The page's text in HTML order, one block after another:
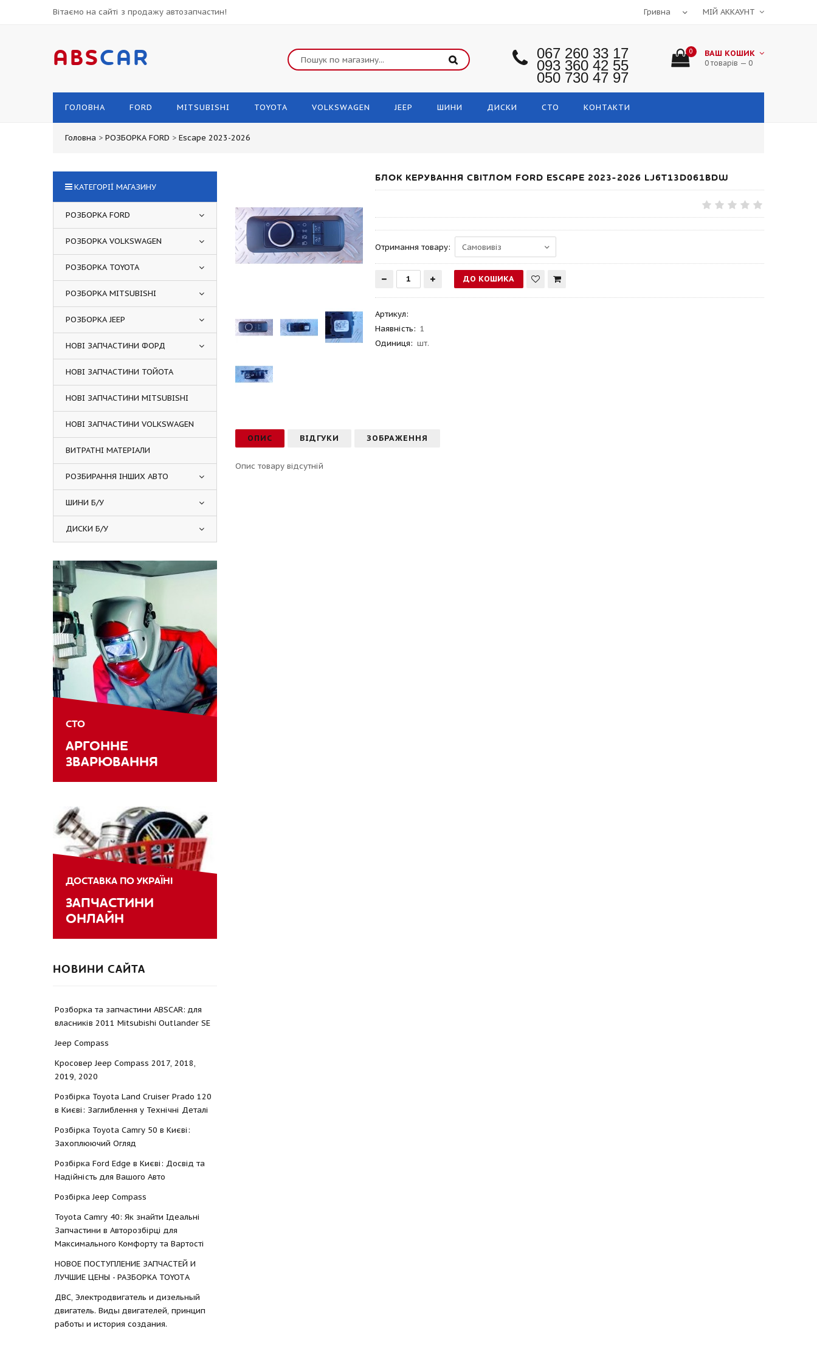
Вітаємо на сайті з продажу автозапчастин! МІЙ АККАУНТ
ABSCAR 067 260 33 17
093 360 42 55
050 730 47 97
0 ВАШ КОШИК
0 товарів — 0
ГОЛОВНА FORD MITSUBISHI TOYOTA VOLKSWAGEN JEEP ШИНИ ДИСКИ СТО КОНТАКТИ
Головна > РОЗБОРКА FORD > Escape 2023-2026
БЛОК КЕРУВАННЯ СВІТЛОМ FORD ESCAPE 2023-2026 LJ6T13D061BDW
Отримання товару:
Артикул:
Наявність: 1
Одиниця: шт.
ОПИС ВІДГУКИ ЗОБРАЖЕННЯ
Опис товару відсутній
КАТЕГОРІЇ МАГАЗИНУ
РОЗБОРКА FORD
РОЗБОРКА VOLKSWAGEN
РОЗБОРКА TOYOTA
РОЗБОРКА MITSUBISHI
РОЗБОРКА JEEP
НОВІ ЗАПЧАСТИНИ ФОРД
НОВІ ЗАПЧАСТИНИ ТОЙОТА
НОВІ ЗАПЧАСТИНИ MITSUBISHI
НОВІ ЗАПЧАСТИНИ VOLKSWAGEN
ВИТРАТНІ МАТЕРІАЛИ
РОЗБИРАННЯ ІНШИХ АВТО
ШИНИ Б/У
ДИСКИ Б/У
СТО
АРГОННЕ
ЗВАРЮВАННЯ
ДОСТАВКА ПО УКРАЇНІ
ЗАПЧАСТИНИ
ОНЛАЙН
НОВИНИ САЙТА
Розборка та запчастини ABSCAR: для
власників 2011 Mitsubishi Outlander SE
Jeep Compass
Кросовер Jeep Compass 2017, 2018,
2019, 2020
Розбірка Toyota Land Cruiser Prado 120
в Києві: Заглиблення у Технічні Деталі
Розбірка Toyota Camry 50 в Києві:
Захоплюючий Огляд
Розбірка Ford Edge в Києві: Досвід та
Надійність для Вашого Авто
Розбірка Jeep Compass
Toyota Camry 40: Як знайти Ідеальні
Запчастини в Авторозбірці для
Максимального Комфорту та Вартості
НОВОЕ ПОСТУПЛЕНИЕ ЗАПЧАСТЕЙ И
ЛУЧШИЕ ЦЕНЫ - РАЗБОРКА TOYOTА
ДВС, Электродвигатель и дизельный
двигатель. Виды двигателей, принцип
работы и история создания.